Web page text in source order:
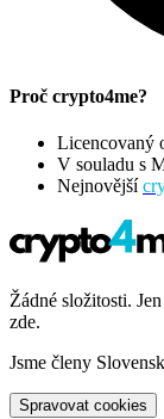
Proč crypto4me?
Licencovaný
V souladu s
Nejnovější
Žádné složitosti.
zde.
Jsme členy
Spravovat cookies